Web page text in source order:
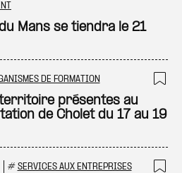
Mans se tiendra le 21
DE FORMATION
présentes au
de Cholet du 17 au 19
# SERVICES AUX ENTREPRISES